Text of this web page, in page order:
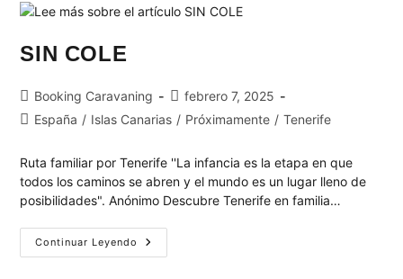
SIN COLE
Booking Caravaning
febrero 7, 2025
España / Islas Canarias / Próximamente / Tenerife
Ruta familiar por Tenerife ''La infancia es la etapa en que
todos los caminos se abren y el mundo es un lugar lleno de
posibilidades". Anónimo Descubre Tenerife en familia…
Continuar Leyendo